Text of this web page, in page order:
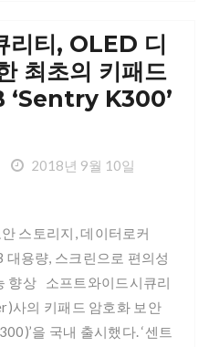
리티, OLED 디
최초의 키패드
‘Sentry K300’
2018년 9월 10일
스토리지, 데이터로커
대용량, 스크린으로 편의성
향상 소프트와이드시큐리
사의 키패드 암호화 보안
을 국내 출시했다. ‘센트